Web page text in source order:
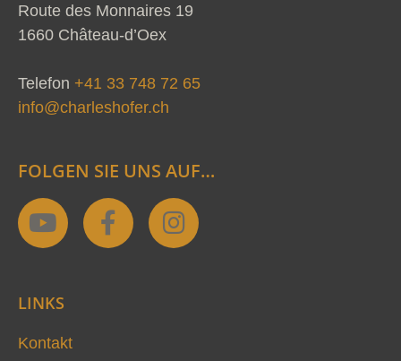
Route des Monnaires 19
1660 Château-d’Oex
Telefon +41 33 748 72 65
info@charleshofer.ch
FOLGEN SIE UNS AUF…
Y
o
u
b
F
a
I
n
LINKS
Kontakt